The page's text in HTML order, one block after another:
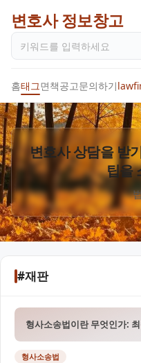
변호사 정보창고
홈태그면책공고문의하기
변호사 상담을 받
팁을
#재판
형사소송법이란 무엇인가:
형사소송법